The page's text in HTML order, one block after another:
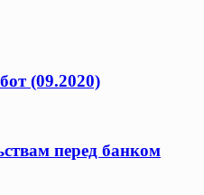
(09.2020)
перед банком